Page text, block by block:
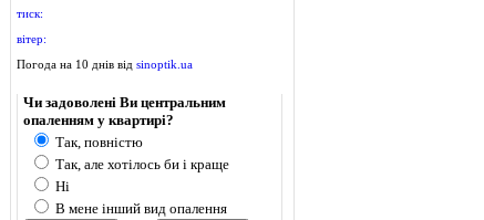
тиск:
вітер:
Погода на 10 днів від sinoptik.ua
Чи задоволені Ви центральним
опаленням у квартирі?
Так, повністю
Так, але хотілось би і краще
Ні
В мене інший вид опалення